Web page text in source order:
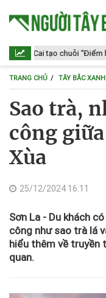
tạo chuỗi “Điểm hẹn bản
TRANG CHỦ TÂY BẮC XANH
Sao trà,
công
Xùa
25/12/2024 16:11
Sơn La - Du khách
công như sao trà lá
hiểu thêm về truyền
quan.